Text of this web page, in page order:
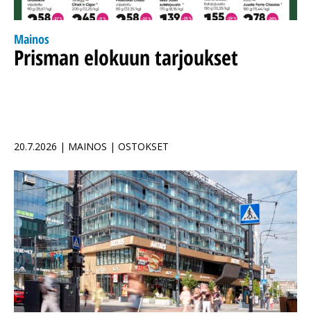
Mainos
Prisman elokuun tarjoukset
20.7.2026 | MAINOS | OSTOKSET